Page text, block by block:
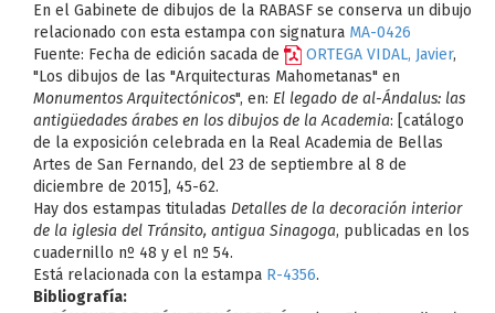
En el Gabinete de dibujos de la RABASF se conserva un dibujo
relacionado con esta estampa con signatura MA-0426
Fuente: Fecha de edición sacada de
ORTEGA VIDAL, Javier,
"Los dibujos de las "Arquitecturas Mahometanas" en
Monumentos Arquitectónicos", en: El legado de al-Ándalus: las
antigüedades árabes en los dibujos de la Academia: [catálogo
de la exposición celebrada en la Real Academia de Bellas
Artes de San Fernando, del 23 de septiembre al 8 de
diciembre de 2015], 45-62.
Hay dos estampas tituladas Detalles de la decoración interior
de la iglesia del Tránsito, antigua Sinagoga, publicadas en los
cuadernillo nº 48 y el nº 54.
Está relacionada con la estampa R-4356.
Bibliografía: